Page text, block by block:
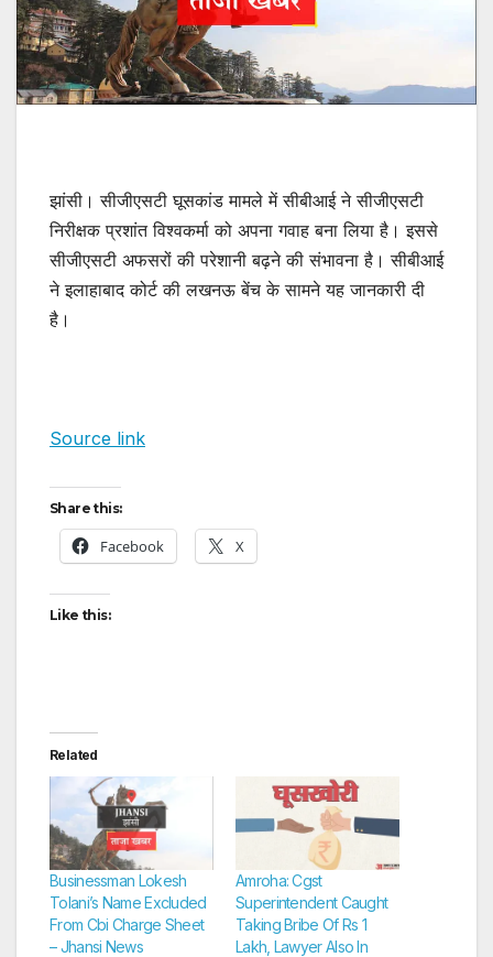
झांसी। सीजीएसटी घूसकांड मामले में सीबीआई ने सीजीएसटी
निरीक्षक प्रशांत विश्वकर्मा को अपना गवाह बना लिया है। इससे
सीजीएसटी अफसरों की परेशानी बढ़ने की संभावना है। सीबीआई
ने इलाहाबाद कोर्ट की लखनऊ बेंच के सामने यह जानकारी दी
है।
Source link
Share this:
Facebook X
Like this:
Related
Businessman Lokesh
Tolani’s Name Excluded
From Cbi Charge Sheet
– Jhansi News
Amroha: Cgst
Superintendent Caught
Taking Bribe Of Rs 1
Lakh, Lawyer Also In